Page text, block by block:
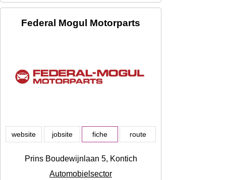
Federal Mogul Motorparts
website jobsite fiche route
Prins Boudewijnlaan 5, Kontich
Automobielsector